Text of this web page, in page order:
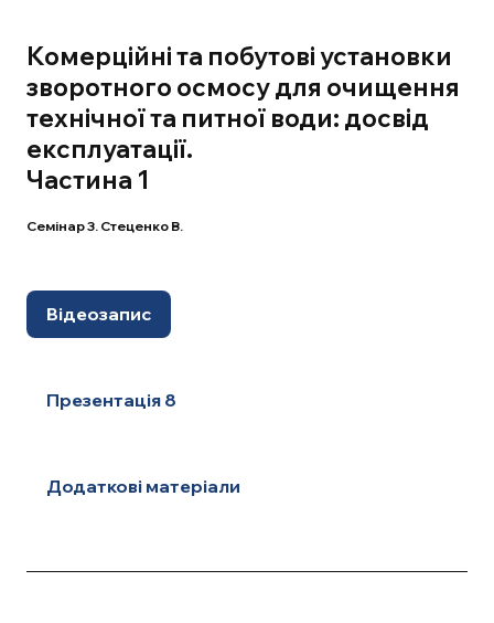
Комерційні та побутові установки
зворотного осмосу для очищення
технічної та питної води: досвід
експлуатації.
Частина 1
Семінар 3. Стеценко В.
Відеозапис
Презентація 8
Додаткові матеріали